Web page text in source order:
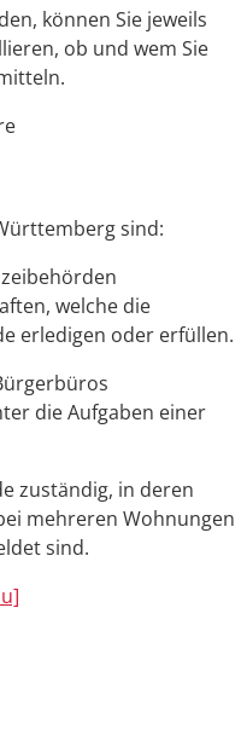
können Sie jeweils
ob und wem Sie
sind:
welche die
erledigen oder erfüllen.
die Aufgaben einer
zuständig, in deren
mehreren Wohnungen
sind.